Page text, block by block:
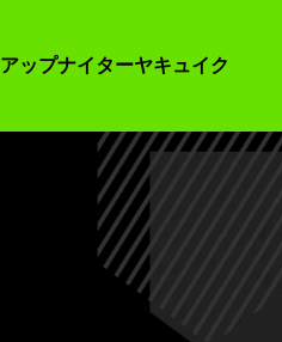
ップナイターヤキュイク